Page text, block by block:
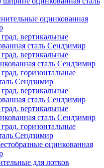
оцинкованная
вертикальные
сталь Сендзимир
вертикальные
сталь Сендзимир
горизонтальные
Сендзимир
вертикальные
сталь Сендзимир
вертикальные
сталь Сендзимир
горизонтальные
Сендзимир
оцинкованная
для лотков